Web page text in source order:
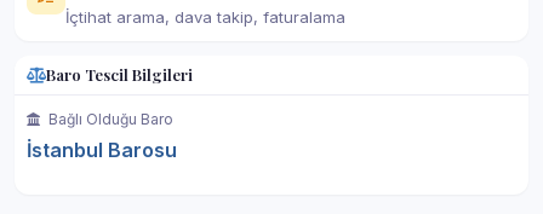
İçtihat arama, dava takip, faturalama
Baro Tescil Bilgileri
Bağlı Olduğu Baro
İstanbul Barosu